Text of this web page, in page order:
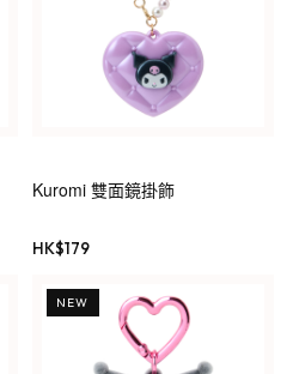
Kuromi 雙面鏡掛飾
HK$179
NEW